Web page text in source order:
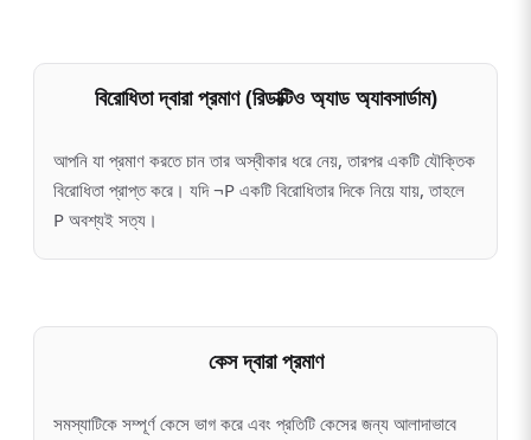
বিরোধিতা দ্বারা প্রমাণ (রিডাক্টিও অ্যাড অ্যাবসার্ডাম)
আপনি যা প্রমাণ করতে চান তার অস্বীকার ধরে নেয়, তারপর একটি যৌক্তিক
বিরোধিতা প্রাপ্ত করে। যদি ¬P একটি বিরোধিতার দিকে নিয়ে যায়, তাহলে
P অবশ্যই সত্য।
কেস দ্বারা প্রমাণ
সমস্যাটিকে সম্পূর্ণ কেসে ভাগ করে এবং প্রতিটি কেসের জন্য আলাদাভাবে